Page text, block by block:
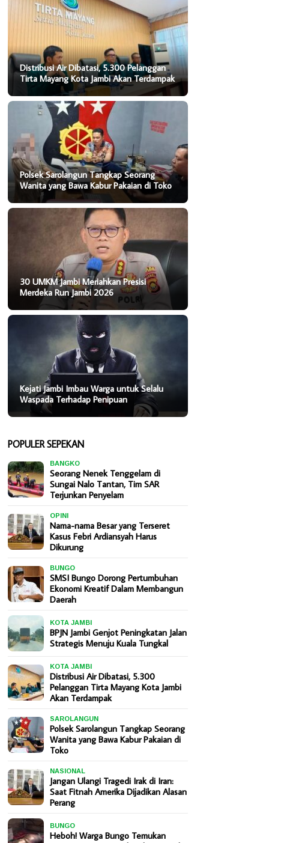
Distribusi Air Dibatasi, 5.300 Pelanggan
Tirta Mayang Kota Jambi Akan Terdampak
Polsek Sarolangun Tangkap Seorang
Wanita yang Bawa Kabur Pakaian di Toko
30 UMKM Jambi Meriahkan Presisi
Merdeka Run Jambi 2026
Kejati Jambi Imbau Warga untuk Selalu
Waspada Terhadap Penipuan
POPULER SEPEKAN
BANGKO
Seorang Nenek Tenggelam di
Sungai Nalo Tantan, Tim SAR
Terjunkan Penyelam
OPINI
Nama-nama Besar yang Terseret
Kasus Febri Ardiansyah Harus
Dikurung
BUNGO
SMSI Bungo Dorong Pertumbuhan
Ekonomi Kreatif Dalam Membangun
Daerah
KOTA JAMBI
BPJN Jambi Genjot Peningkatan Jalan
Strategis Menuju Kuala Tungkal
KOTA JAMBI
Distribusi Air Dibatasi, 5.300
Pelanggan Tirta Mayang Kota Jambi
Akan Terdampak
SAROLANGUN
Polsek Sarolangun Tangkap Seorang
Wanita yang Bawa Kabur Pakaian di
Toko
NASIONAL
Jangan Ulangi Tragedi Irak di Iran:
Saat Fitnah Amerika Dijadikan Alasan
Perang
BUNGO
Heboh! Warga Bungo Temukan